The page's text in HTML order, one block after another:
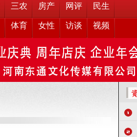
三农 房产 网评 民生
体育 女性 访谈 视频